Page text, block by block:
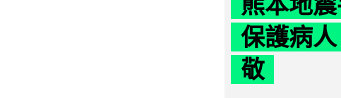
保護病
敬